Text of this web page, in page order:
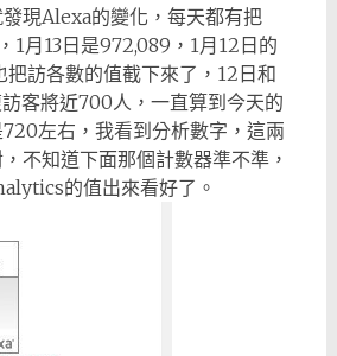
現Alexa的變化，每天都有把
1月13日是972,089，1月12日的
把訪各數的值截下來了，12日和
客將近700人，一直算到今天的
左右，我看到分析數字，這兩
不知道下面那個計數器準不準，
的值出來看好了。